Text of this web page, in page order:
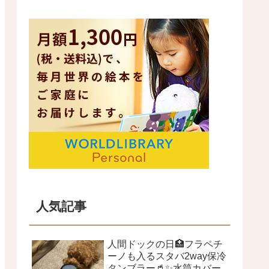
人気記事
人間ドックの日🏥フラペチ
ーノも入るスタバ2way保冷